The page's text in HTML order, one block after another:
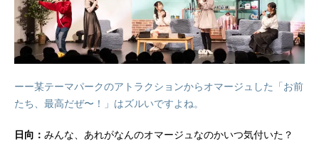
ーー某テーマパークのアトラクションからオマージュした「お前
たち、最高だぜ〜！」はズルいですよね。
日向： みんな、あれがなんのオマージュなのかいつ気付いた？